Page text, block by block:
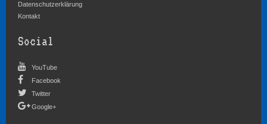
Datenschutzerklärung
Kontakt
Social
YouTube
Facebook
Twitter
Google+